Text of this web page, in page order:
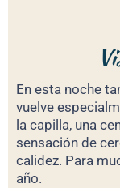
En esta noche
vuelve
la capilla, una
sensación de
calidez. Para
año.